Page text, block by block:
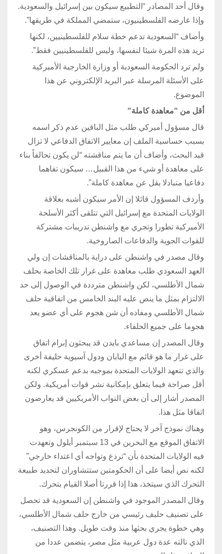
وقال أحد المصادر “التطبيع سيكون بين إسرائيل والسعودية.
وإذا عارضه الفلسطينيون، ستمضي المملكة في طريقها”.
وأضاف “السعودية تدعم خطة سلام للفلسطينيين، لكنها
تريد هذه المرة شيئا لنفسها، وليس للفلسطينيين فقط”.
ولم ترد الحكومة السعودية أو وزارة الخارجية الأميركية
على الأسئلة المرسلة عبر البريد الإلكتروني عن هذا
الموضوع.
أقل من “معاهدة كاملة“
قال مسؤول أميركي طلب مثل الباقين عدم ذكر اسمه
بسبب حساسية الملف إن معايير الاتفاق الدفاعي لا تزال
قيد البحث، وأضاف أن ما يتم مناقشته “لن يكون تحالفاً بناء
على معاهدة أو شيء من هذا القبيل… سيكون تفاهما
دفاعيا متبادلا يقل عن معاهدة كاملة”.
وأردف المسؤول قائلا إن الأمر سيكون أشبه بعلاقة
الولايات المتحدة مع إسرائيل التي تتلقى أكثر الأسلحة
الأميركية تطورا وتجري مع واشنطن تدريبات مشتركة
للقوات الجوية والدفاعات الصاروخية.
وقال مصدر في واشنطن على دراية بالمناقشات إن ولي
العهد السعودي طلب معاهدة على غرار تلك الخاصة بحلف
شمال الأطلسي، لكن واشنطن مترددة في الوصول إلى حد
الالتزام بمثل ما ينص عليه البند الخامس من اتفاقية حلف
شمال الأطلسي ومفاده أن شن هجوم على أي عضو يعد
هجوما على جميع الحلفاء.
وقال المصدر إن مساعدي بايدن قد يبحثون إبرام اتفاق
على غرار ما هو قائم مع اليابان ودول آسيوية حليفة أخرى
والذي تتعهد الولايات المتحدة بموجبه بدعم عسكري لكنه
أقل صراحة فيما يتعلق بإمكانية نشر قوات أمريكية. ولكن
المصدر أشار إلى أن بعض النواب الأمريكيين قد يعارضون
اتفاقا مثل هذا.
وهناك نموذج آخر لا يحتاج لإقرار من الكونجرس، وهو
الاتفاق الموقع مع البحرين في 13 سبتمبر أيلول وتعهدت
فيه الولايات المتحدة بأن “تردع وتواجه أي اعتداء خارجي”
لكنه نص أيضا على أن الحكومتين ستتشاوران لتحديد طبيعة
التحرك الذي سيتخذ، هذا إذا قررتا أصلا القيام بتحرك.
وقال المصدر الموجود في واشنطن إن السعودية قد تحصل
على تصنيف حليف رئيسي من خارج حلف شمال الأطلسي،
وهي خطوة يجري بحثها منذ وقت طويل. وهذا التصنيف،
الذي نالته عدة دول عربية مثل مصر، يتضمن عددا من